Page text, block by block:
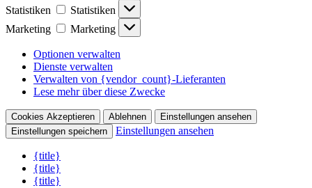
Statistiken
Statistiken
Marketing
Marketing
Optionen verwalten
Dienste verwalten
Verwalten von {vendor_count}-Lieferanten
Lese mehr über diese Zwecke
Cookies Akzeptieren Ablehnen
Einstellungen ansehen
Einstellungen speichern
Einstellungen ansehen
{title}
{title}
{title}